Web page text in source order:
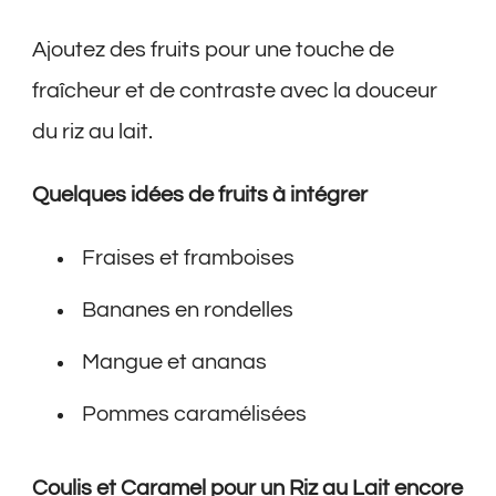
Ajoutez des fruits pour une touche de
fraîcheur et de contraste avec la douceur
du riz au lait.
Quelques idées de fruits à intégrer
Fraises et framboises
Bananes en rondelles
Mangue et ananas
Pommes caramélisées
Coulis et Caramel pour un Riz au Lait encore